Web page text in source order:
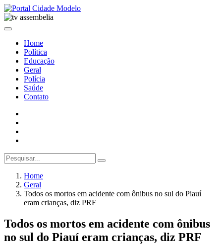
Home
Política
Educação
Geral
Polícia
Saúde
Contato
Home
Geral
Todos os mortos em acidente com ônibus no sul do Piauí
eram crianças, diz PRF
Todos os mortos em acidente com ônibus
no sul do Piauí eram crianças, diz PRF